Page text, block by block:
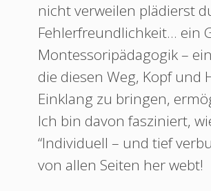
nicht verweilen plädierst
Fehlerfreundlichkeit… ein
Montessoripädagogik –
die diesen Weg, Kopf und
Einklang zu bringen,
Ich bin davon fasziniert,
“Individuell – und tief
von allen Seiten her webt!